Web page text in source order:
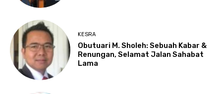
KESRA
Obutuari M. Sholeh: Sebuah Kabar &
Renungan, Selamat Jalan Sahabat
Lama